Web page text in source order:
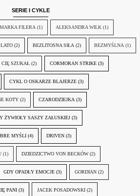
SERIE I CYKLE
FILERA (1) ALEKSANDRA WILK (1)
(2) BEZLITOSNA SIŁA (2) BEZMYŚLNA (1)
CIĘ SZUKAŁ (2) CORMORAN STRIKE (3)
CYKL O OSKARZE BLAJERZE (3)
KOTY (2) CZARODZIEJKA (3)
ŻYWIOŁY SASZY ZAŁUSKIEJ (3)
MYŚLI (4) DRIVEN (3)
(1) DZIEDZICTWO VON BECKÓW (2)
GDY OPADŁY EMOCJE (3) GORDIAN (2)
PANI (3) JACEK POSADOWSKI (2)